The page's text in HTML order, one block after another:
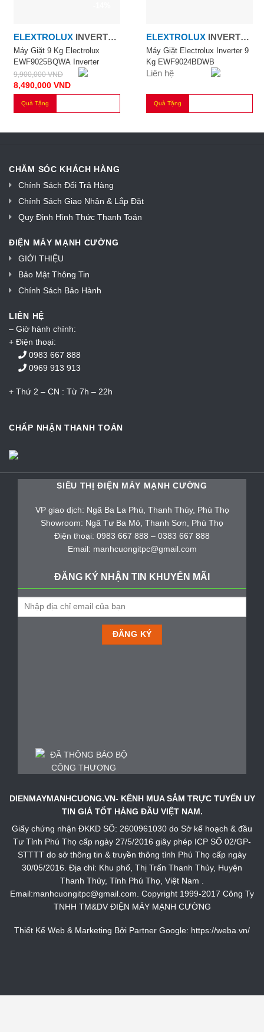
ELEXTROLUX INVERTER
9.0KG
Máy Giặt 9 Kg Electrolux
EWF9025BQWA Inverter
9,900,000VND
8,490,000 VND
Quà Tặng
ELEXTROLUX INVERTER
9.0KG
Máy Giặt Electrolux Inverter 9
Kg EWF9024BDWB
Liên hệ
Quà Tặng
CHĂM SÓC KHÁCH HÀNG
Chính Sách Đổi Trả Hàng
Chính Sách Giao Nhận & Lắp Đặt
Quy Định Hình Thức Thanh Toán
ĐIỆN MÁY MẠNH CƯỜNG
GIỚI THIỆU
Bảo Mật Thông Tin
Chính Sách Bảo Hành
LIÊN HỆ
– Giờ hành chính:
+ Điện thoại:
0983 667 888
0969 913 913
+ Thứ 2 – CN : Từ 7h – 22h
CHẤP NHẬN THANH TOÁN
SIÊU THỊ ĐIỆN MÁY MẠNH CƯỜNG
VP giao dịch: Ngã Ba La Phù, Thanh Thủy, Phú Thọ
Showroom: Ngã Tư Ba Mỏ, Thanh Sơn, Phú Thọ
Điện thoại: 0983 667 888 – 0383 667 888
Email: manhcuongitpc@gmail.com
ĐĂNG KÝ NHẬN TIN KHUYẾN MÃI
DIENMAYMANHCUONG.VN- KÊNH MUA SẮM TRỰC TUYẾN UY
TIN GIÁ TỐT HÀNG ĐẦU VIỆT NAM.
Giấy chứng nhận ĐKKD SỐ: 2600961030 do Sở kế hoạch & đầu
Tư Tỉnh Phú Thọ cấp ngày 27/5/2016 giây phép ICP SỐ 02/GP-
STTTT do sở thông tin & truyền thông tỉnh Phú Thọ cấp ngày
30/05/2016. Địa chỉ: Khu phố, Thị Trấn Thanh Thủy, Huyện
Thanh Thủy, Tỉnh Phú Thọ, Việt Nam .
Email:manhcuongitpc@gmail.com. Copyright 1999-2017 Công Ty
TNHH TM&DV ĐIỆN MÁY MẠNH CƯỜNG
Thiết Kế Web & Marketing Bởi Partner Google: https://weba.vn/